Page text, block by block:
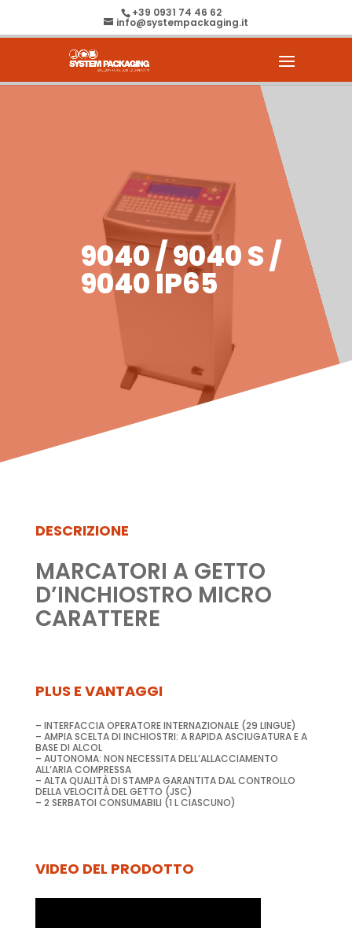
+39 0931 74 46 62
info@systempackaging.it
9040 / 9040 S /
9040 IP65
DESCRIZIONE
MARCATORI A GETTO
D’INCHIOSTRO MICRO
CARATTERE
PLUS E VANTAGGI
– INTERFACCIA OPERATORE INTERNAZIONALE (29 LINGUE)
– AMPIA SCELTA DI INCHIOSTRI: A RAPIDA ASCIUGATURA E A
BASE DI ALCOL
– AUTONOMA: NON NECESSITA DELL’ALLACCIAMENTO
ALL’ARIA COMPRESSA
– ALTA QUALITÀ DI STAMPA GARANTITA DAL CONTROLLO
DELLA VELOCITÀ DEL GETTO (JSC)
– 2 SERBATOI CONSUMABILI (1 L CIASCUNO)
VIDEO DEL PRODOTTO